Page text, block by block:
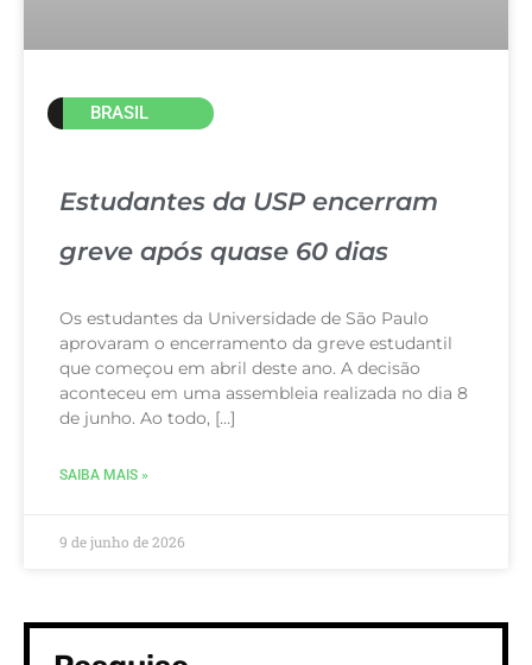
BRASIL
Estudantes da USP encerram
greve após quase 60 dias
Os estudantes da Universidade de São Paulo
aprovaram o encerramento da greve estudantil
que começou em abril deste ano. A decisão
aconteceu em uma assembleia realizada no dia 8
de junho. Ao todo, […]
SAIBA MAIS »
9 de junho de 2026